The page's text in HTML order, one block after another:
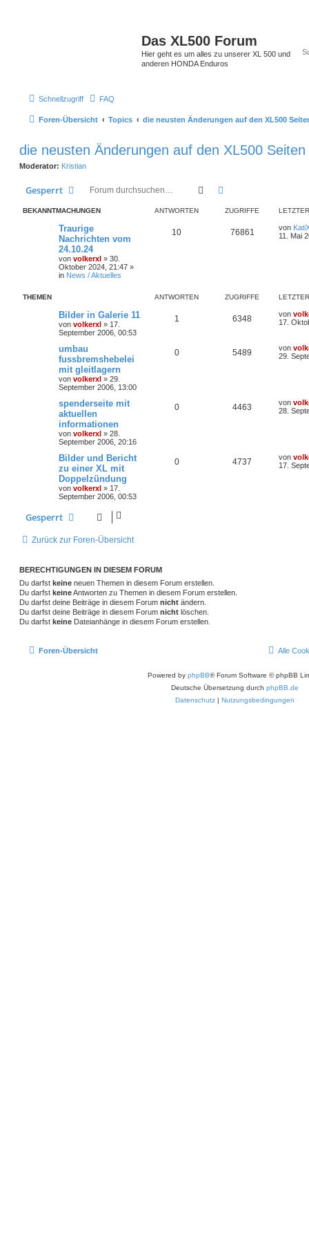
Das XL500 Forum
Hier geht es um alles zu unserer XL 500 und
anderen HONDA Enduros
Schnellzugriff FAQ
Foren-Übersicht Topics die neusten Änderungen auf den XL500
die neusten Änderungen auf den XL500 Seiten
Moderator: Kristian
Gesperrt Suche
BEKANNTMACHUNGEN ANTWORTEN ZUGRIFFE
Traurige
Nachrichten vom
24.10.24
von volkerxl » 30.
Oktober 2024, 21:47 »
in News / Aktuelles
10 76861 von
11. Mai
THEMEN ANTWORTEN ZUGRIFFE
Bilder in Galerie 11
von volkerxl » 17.
September 2006, 00:53
1 6348 von
17.
umbau
fussbremshebelei
mit gleitlagern
von volkerxl » 29.
September 2006, 13:00
0 5489 von
29.
spenderseite mit
aktuellen
informationen
von volkerxl » 28.
September 2006, 20:16
0 4463 von
28.
Bilder und Bericht
zu einer XL mit
Doppelzündung
von volkerxl » 17.
September 2006, 00:53
0 4737 von
17.
Gesperrt
Zurück zur Foren-Übersicht
BERECHTIGUNGEN IN DIESEM FORUM
Du darfst keine neuen Themen in diesem Forum erstellen.
Du darfst keineAntworten zu Themen in diesem Forum erstellen.
Du darfst deine Beiträge in diesem Forum nicht ändern.
Du darfst deine Beiträge in diesem Forum nicht löschen.
Du darfst keine Dateianhänge in diesem Forum erstellen.
Foren-Übersicht Alle
Powered by phpBB® Forum Software © phpBB
Deutsche Übersetzung durch phpBB.de
Datenschutz | Nutzungsbedingungen